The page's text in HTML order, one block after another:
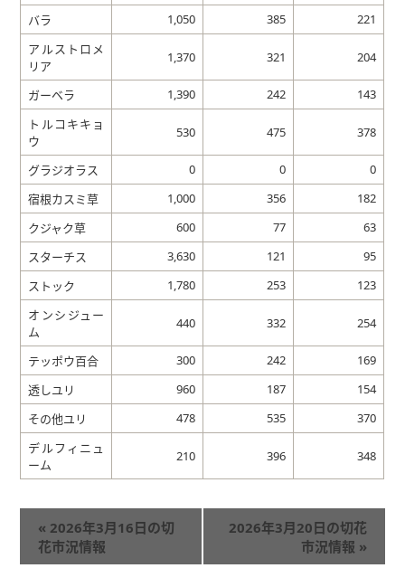
バラ 1,050 385
221
アルストロメ
リア
1,370 321 204
ガーベラ 1,390 242
143
トルコキキョ
ウ
530 475 378
グラジオラス 0 0
0
宿根カスミ草
1,000 356
182
クジャク草
600 77
63
スターチス
3,630 121
95
ストック
1,780 253
123
オンシジュー
ム
440 332 254
テッポウ百合 300 242
169
透しユリ
960 187
154
その他ユリ
478 535
370
デルフィニュ
ーム
210 396 348
« 2026年3月16日の切
花市況情報
2026年3月20日の切花
市況情報 »